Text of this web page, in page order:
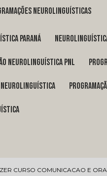
neurolinguísticas
Paraná
neurolinguística pnl
neurolinguística
CURSO COMUNICACAO E